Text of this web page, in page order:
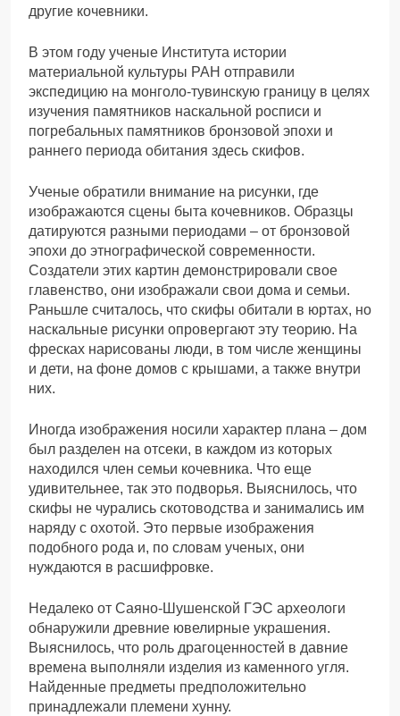
другие кочевники.
В этом году ученые Института истории
материальной культуры РАН отправили
экспедицию на монголо-тувинскую границу в целях
изучения памятников наскальной росписи и
погребальных памятников бронзовой эпохи и
раннего периода обитания здесь скифов.
Ученые обратили внимание на рисунки, где
изображаются сцены быта кочевников. Образцы
датируются разными периодами – от бронзовой
эпохи до этнографической современности.
Создатели этих картин демонстрировали свое
главенство, они изображали свои дома и семьи.
Раньшле считалось, что скифы обитали в юртах, но
наскальные рисунки опровергают эту теорию. На
фресках нарисованы люди, в том числе женщины
и дети, на фоне домов с крышами, а также внутри
них.
Иногда изображения носили характер плана – дом
был разделен на отсеки, в каждом из которых
находился член семьи кочевника. Что еще
удивительнее, так это подворья. Выяснилось, что
скифы не чурались скотоводства и занимались им
наряду с охотой. Это первые изображения
подобного рода и, по словам ученых, они
нуждаются в расшифровке.
Недалеко от Саяно-Шушенской ГЭС археологи
обнаружили древние ювелирные украшения.
Выяснилось, что роль драгоценностей в давние
времена выполняли изделия из каменного угля.
Найденные предметы предположительно
принадлежали племени хунну.